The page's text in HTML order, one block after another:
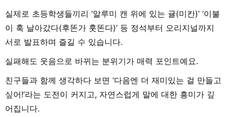
실제로 초등학생들끼리 ‘알루미 캔 위에 있는 귤(미칸)’ ‘이불
이 훅 날아갔다(후똔가 훗똔다)’ 등 정석부터 오리지널까지
서로 발표하며 즐길 수 있습니다.
실패해도 웃음으로 바뀌는 분위기가 매력 포인트예요.
친구들과 함께 생각하다 보면 ‘다음엔 더 재미있는 걸 만들고
싶어!’라는 도전이 커지고, 자연스럽게 말에 대한 흥미가 깊
어집니다.